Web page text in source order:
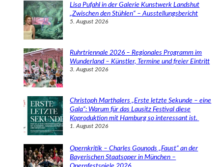
Lisa Pufahl in der Galerie Kunstwerk Landshut
„Zwischen den Stühlen“ – Ausstellungsbericht
5. August 2026
Ruhrtriennale 2026 – Regionales Programm im
Wunderland – Künstler, Termine und freier Eintritt
3. August 2026
Christoph Marthalers „Erste letzte Sekunde – eine
Gala“: Warum für das Lausitz Festival diese
Koproduktion mit Hamburg so interessant ist.
1. August 2026
Opernkritik – Charles Gounods „Faust“ an der
Bayerischen Staatsoper in München –